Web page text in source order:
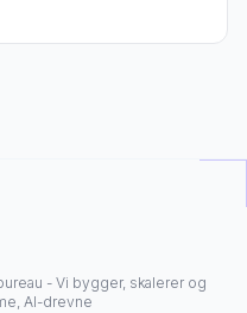
- Vi bygger, skalerer og
AI-drevne